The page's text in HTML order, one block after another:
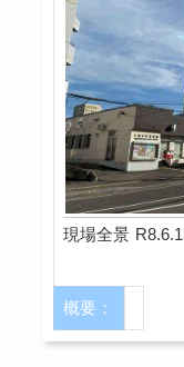
現場全景
概要：